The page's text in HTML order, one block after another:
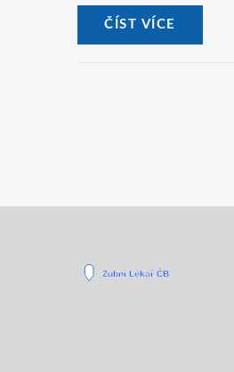
ČÍST VÍCE